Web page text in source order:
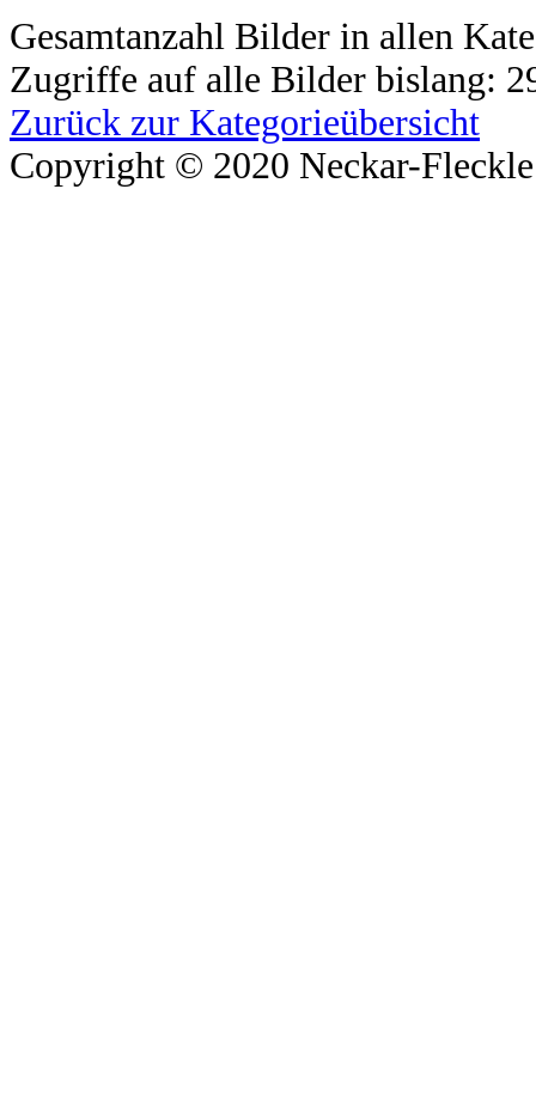
Gesamtanzahl Bilder in allen
Zugriffe auf alle Bilder bislang:
Zurück zur Kategorieübersicht
Copyright © 2020 Neckar-